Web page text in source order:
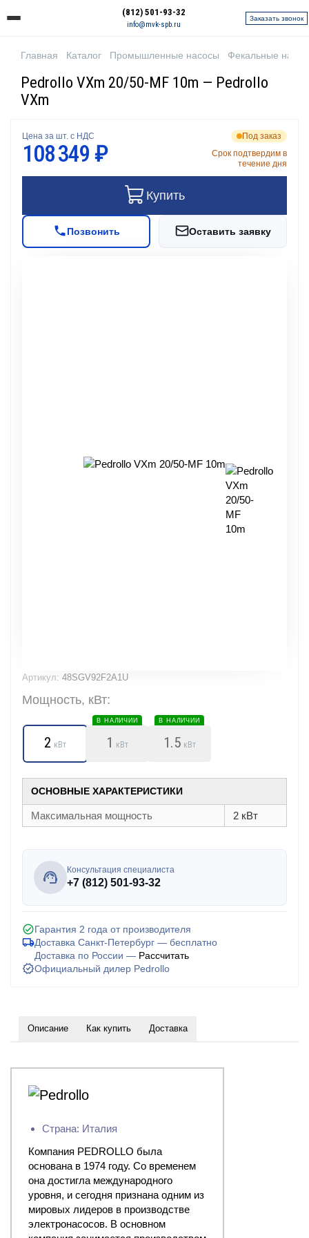
(812) 501-93-32
info@mvk-spb.ru
Заказать звонок
Главная Каталог Промышленные насосы Фекальные
Pedrollo VXm 20/50-MF 10m — Pedrollo
VXm
Артикул: 48SGV92F2A1U
Мощность, кВт:
2 кВт 1
В НАЛИЧИИ
кВт 1.5
В НАЛИЧИИ
кВт
ОСНОВНЫЕ ХАРАКТЕРИСТИКИ
Максимальная мощность 2 кВт
Цена за шт. с НДС
108 349 ₽
Под заказ
Срок подтвердим в
течение дня
Купить
Позвонить Оставить заявку
Консультация специалиста
+7 (812) 501-93-32
Гарантия 2 года от производителя
Доставка Санкт-Петербург — бесплатно
Доставка по России — Рассчитать
Официальный дилер Pedrollo
Описание Как купить Доставка
Страна: Италия
Компания PEDROLLO была
основана в 1974 году. Со временем
она достигла международного
уровня, и сегодня признана одним из
мировых лидеров в производстве
электронасосов. В основном